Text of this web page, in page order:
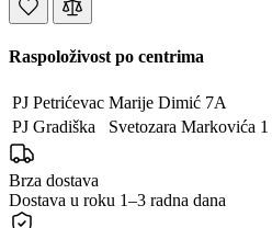
Raspoloživost po centrima
PJ Petrićevac Marije Dimić 7A
PJ Gradiška
Svetozara Markovića 1
Brza dostava
Dostava u roku 1–3 radna dana